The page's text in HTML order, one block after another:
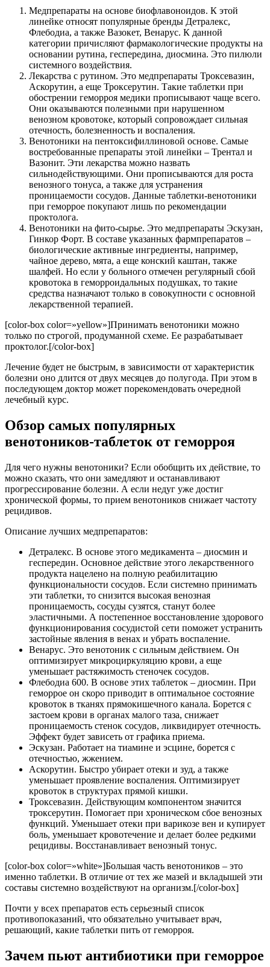
Медпрепараты на основе биофлавоноидов. К этой
линейке относят популярные бренды Детралекс,
Флебодиа, а также Вазокет, Венарус. К данной
категории причисляют фармакологические продукты на
основании рутина, геспередина, диосмина. Это пилюли
системного воздействия.
Лекарства с рутином. Это медпрепараты Троксевазин,
Аскорутин, а еще Троксерутин. Такие таблетки при
обострении геморроя медики прописывают чаще всего.
Они оказываются полезными при нарушенном
венозном кровотоке, который сопровождает сильная
отечность, болезненность и воспаления.
Венотоники на пентоксифиллиновой основе. Самые
востребованные препараты этой линейки – Трентал и
Вазонит. Эти лекарства можно назвать
сильнодействующими. Они прописываются для роста
венозного тонуса, а также для устранения
проницаемости сосудов. Данные таблетки-венотоники
при геморрое покупают лишь по рекомендации
проктолога.
Венотоники на фито-сырье. Это медпрепараты Эскузан,
Гинкор Форт. В составе указанных фармпрепаратов –
биологические активные ингредиенты, например,
чайное дерево, мята, а еще конский каштан, также
шалфей. Но если у больного отмечен регулярный сбой
кровотока в геморроидальных подушках, то такие
средства назначают только в совокупности с основной
лекарственной терапией.
[color-box color=»yellow»]Принимать венотоники можно
только по строгой, продуманной схеме. Ее разрабатывает
проктолог.[/color-box]
Лечение будет не быстрым, в зависимости от характеристик
болезни оно длится от двух месяцев до полугода. При этом в
последующем доктор может порекомендовать очередной
лечебный курс.
Обзор самых популярных
венотоников-таблеток от геморроя
Для чего нужны венотоники? Если обобщить их действие, то
можно сказать, что они замедляют и останавливают
прогрессирование болезни. А если недуг уже достиг
хронической формы, то прием венотоников снижает частоту
рецидивов.
Описание лучших медпрепаратов:
Детралекс. В основе этого медикамента – диосмин и
геспередин. Основное действие этого лекарственного
продукта нацелено на полную реабилитацию
функциональности сосудов. Если системно принимать
эти таблетки, то снизится высокая венозная
проницаемость, сосуды сузятся, станут более
эластичными. А постепенное восстановление здорового
функционирования сосудистой сети поможет устранить
застойные явления в венах и убрать воспаление.
Венарус. Это венотоник с сильным действием. Он
оптимизирует микроциркуляцию крови, а еще
уменьшает растяжимость стеночек сосудов.
Флебодиа 600. В основе этих таблеток – диосмин. При
геморрое он скоро приводит в оптимальное состояние
кровоток в тканях прямокишечного канала. Борется с
застоем крови в органах малого таза, снижает
проницаемость стенок сосудов, ликвидирует отечность.
Эффект будет зависеть от графика приема.
Эскузан. Работает на тиамине и эсцине, борется с
отечностью, жжением.
Аскорутин. Быстро убирает отеки и зуд, а также
уменьшает проявление воспаления. Оптимизирует
кровоток в структурах прямой кишки.
Троксевазин. Действующим компонентом значится
троксерутин. Помогает при хроническом сбое венозных
функций. Уменьшает отеки при варикозе вен и купирует
боль, уменьшает кровотечение и делает более редкими
рецидивы. Восстанавливает венозный тонус.
[color-box color=»white»]Большая часть венотоников – это
именно таблетки. В отличие от тех же мазей и вкладышей эти
составы системно воздействуют на организм.[/color-box]
Почти у всех препаратов есть серьезный список
противопоказаний, что обязательно учитывает врач,
решающий, какие таблетки пить от геморроя.
Зачем пьют антибиотики при геморрое